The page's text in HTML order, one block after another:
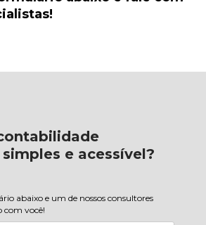
e acessível?
abaixo e um de nossos consultores
você!